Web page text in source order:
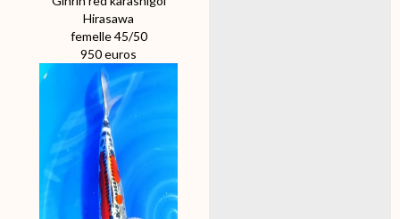
Hirasawa
femelle 45/50
950 euros